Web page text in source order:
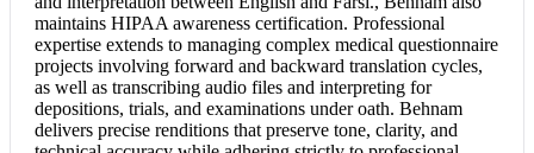
maintains HIPAA awareness certification. Professional
expertise extends to managing complex medical questionnaire
projects involving forward and backward translation cycles,
as well as transcribing audio files and interpreting for
depositions, trials, and examinations under oath. Behnam
delivers precise renditions that preserve tone, clarity, and